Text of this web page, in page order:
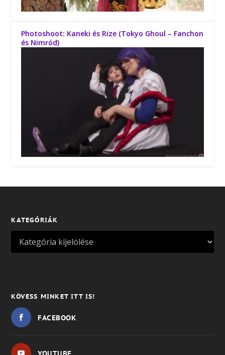
Photoshoot: Kaneki és Rize (Tokyo Ghoul – Fanchon
és Nimród)
KATEGÓRIÁK
KÖVESS MINKET ITT IS!
FACEBOOK